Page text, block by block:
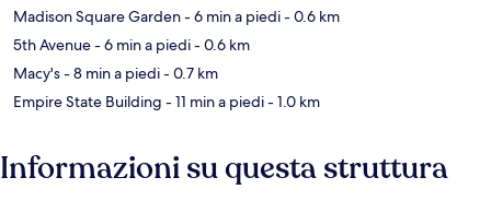
Madison Square Garden- 6 min a piedi- 0.6 km
5th Avenue- 6 min a piedi- 0.6 km
Macy's- 8 min a piedi- 0.7 km
Empire State Building - 11 min a piedi- 1.0 km
Informazioni su questa struttura